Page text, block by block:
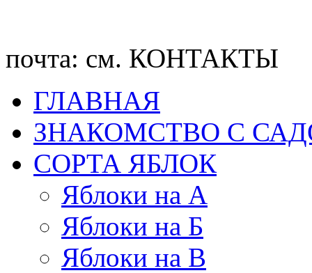
почта: см. КОНТАКТЫ
ГЛАВНАЯ
ЗНАКОМСТВО С
CОРТА ЯБЛОК
Яблоки на А
Яблоки на Б
Яблоки на В